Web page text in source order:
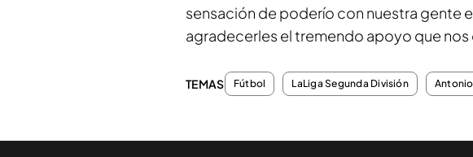
sensación de poderío con nuestra gente
agradecerles el tremendo apoyo que nos
TEMAS Fútbol LaLiga Segunda División